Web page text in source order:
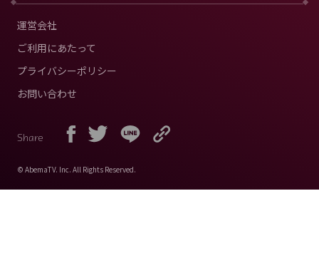
運営会社
ご利用にあたって
プライバシーポリシー
お問い合わせ
Share
© AbemaTV. Inc. All Rights Reserved.